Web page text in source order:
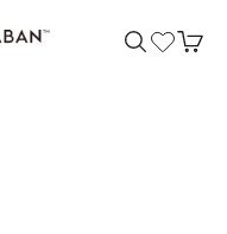
検索を開く
カー